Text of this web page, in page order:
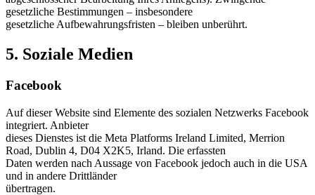
gesetzliche Bestimmungen – insbesondere
gesetzliche Aufbewahrungsfristen – bleiben unberührt.
5. Soziale Medien
Facebook
Auf dieser Website sind Elemente des sozialen Netzwerks Facebook
integriert. Anbieter
dieses Dienstes ist die Meta Platforms Ireland Limited, Merrion
Road, Dublin 4, D04 X2K5, Irland. Die erfassten
Daten werden nach Aussage von Facebook jedoch auch in die USA
und in andere Drittländer
übertragen.